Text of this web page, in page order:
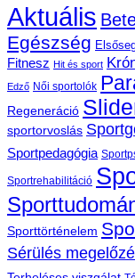
Aktuális
Egészség
Fitnesz Hit és sport
Edző Női sportolók
Regeneráció
sportorvoslás
Sportpedagógia
Sportrehabilitáció
Sporttörténelem
Sérülés